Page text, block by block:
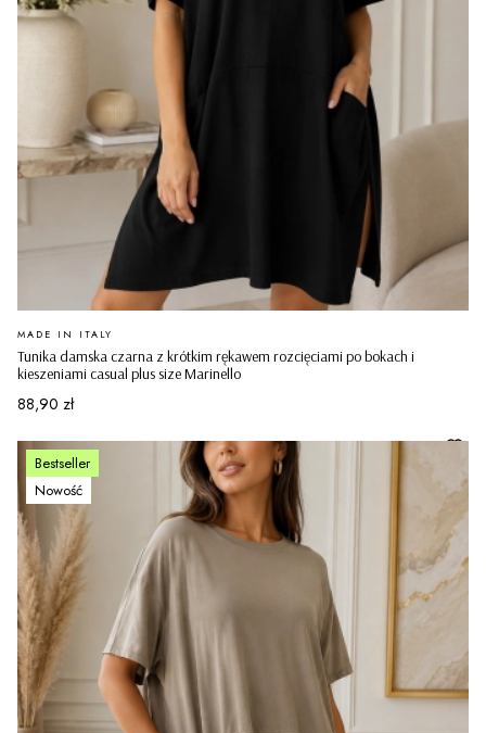
Tunika damska czarna z krótkim rękawem rozcięciami po bokach i
kieszeniami casual plus size Marinello
PRODUCENT
MADE IN ITALY
Cena
88,90 zł
Bestseller
Nowość